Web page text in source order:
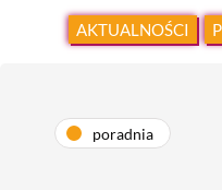
AKTUALNOŚCI
poradnia